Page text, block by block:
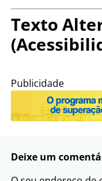
Texto
Publicidade
Deixe um